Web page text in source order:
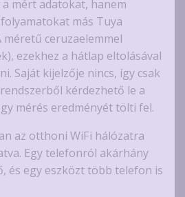
mért adatokat, hanem
más Tuya
méretű ceruzaelemmel
ezekhez a hátlap eltolásával
Saját kijelzője nincs, így csak
kérdezhető le a
mérés eredményét tölti fel.
az otthoni WiFi hálózatra
Egy telefonról akárhány
és egy eszközt több telefon is